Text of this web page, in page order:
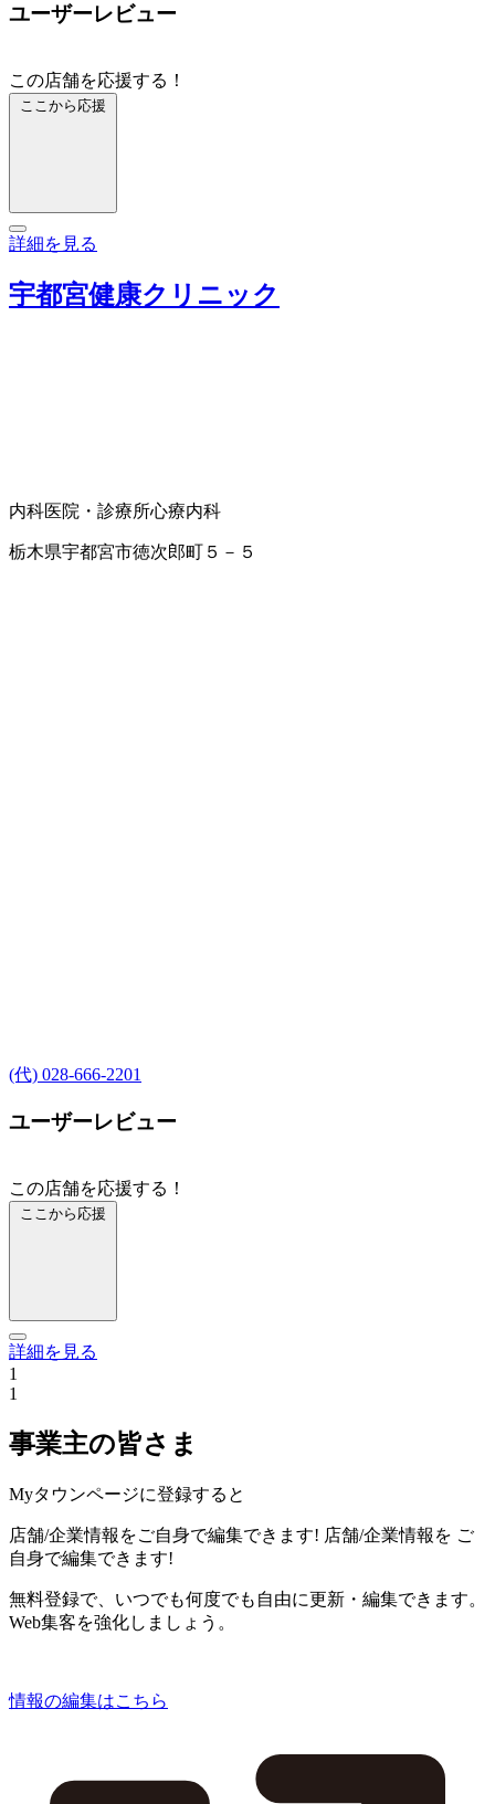
ユーザーレビュー
この店舗を応援する！
ここから応援
詳細を見る
宇都宮健康クリニック
内科医院・診療所心療内科
栃木県宇都宮市徳次郎町５－５
(代) 028-666-2201
ユーザーレビュー
この店舗を応援する！
ここから応援
詳細を見る
1
1
事業主の皆さま
Myタウンページに登録すると
店舗/企業情報をご自身で編集できます! 店舗/企業情報を ご
自身で編集できます!
無料登録で、いつでも何度でも自由に更新・編集できます。
Web集客を強化しましょう。
情報の編集はこちら